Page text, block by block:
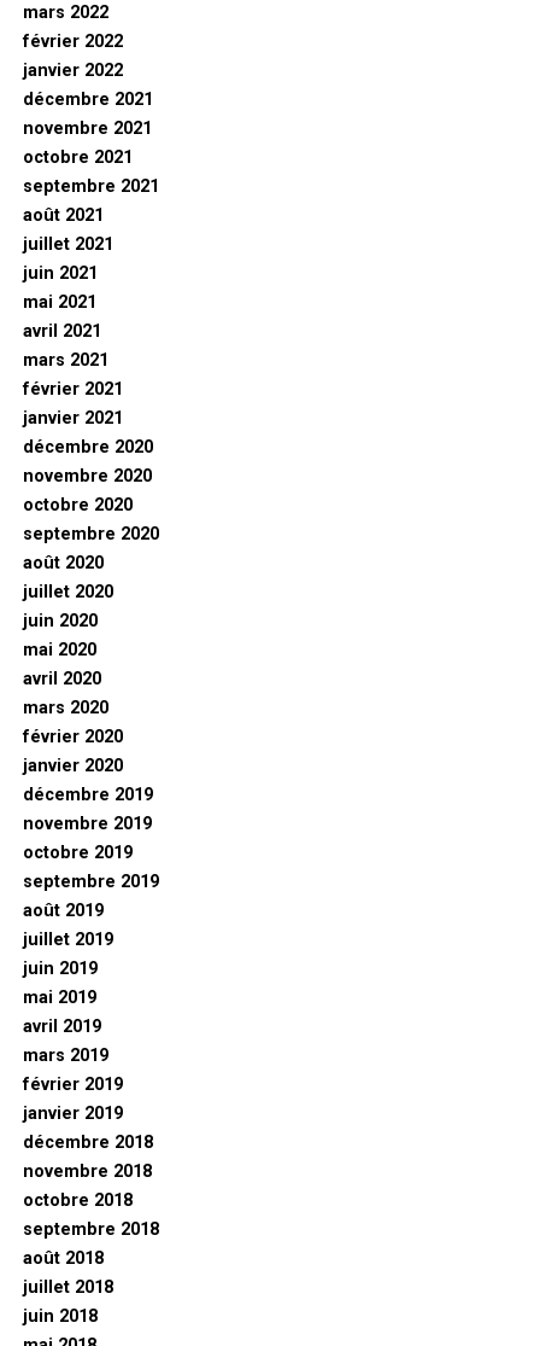
mars 2022
février 2022
janvier 2022
décembre 2021
novembre 2021
octobre 2021
septembre 2021
août 2021
juillet 2021
juin 2021
mai 2021
avril 2021
mars 2021
février 2021
janvier 2021
décembre 2020
novembre 2020
octobre 2020
septembre 2020
août 2020
juillet 2020
juin 2020
mai 2020
avril 2020
mars 2020
février 2020
janvier 2020
décembre 2019
novembre 2019
octobre 2019
septembre 2019
août 2019
juillet 2019
juin 2019
mai 2019
avril 2019
mars 2019
février 2019
janvier 2019
décembre 2018
novembre 2018
octobre 2018
septembre 2018
août 2018
juillet 2018
juin 2018